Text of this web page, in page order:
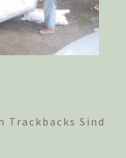
Trackbacks Sind